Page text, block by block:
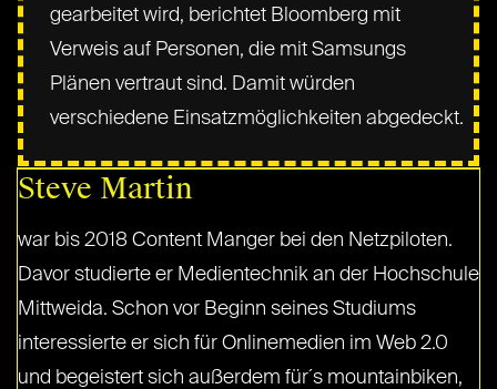
gearbeitet wird, berichtet Bloomberg mit
Verweis auf Personen, die mit Samsungs
Plänen vertraut sind. Damit würden
verschiedene Einsatzmöglichkeiten abgedeckt.
Steve Martin
war bis 2018 Content Manger bei den Netzpiloten.
Davor studierte er Medientechnik an der Hochschule
Mittweida. Schon vor Beginn seines Studiums
interessierte er sich für Onlinemedien im Web 2.0
und begeistert sich außerdem für´s mountainbiken,